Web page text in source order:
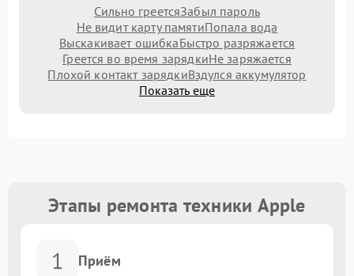
Сильно греетсяЗабыл пароль
Не видит карту памятиПопала вода
Выскакивает ошибкаБыстро разряжается
Греется во время зарядкиНе заряжается
Плохой контакт зарядкиВздулся аккумулятор
Показать еще
Этапы ремонта техники Apple
1 Приём